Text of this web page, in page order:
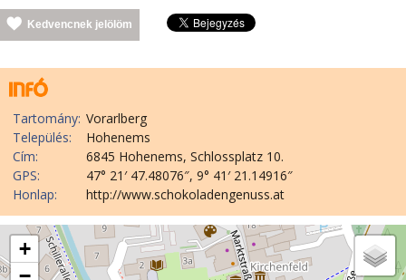
Kedvencnek jelölöm
Tartomány: Vorarlberg
Település:
Hohenems
Cím:
6845 Hohenems, Schlossplatz 10.
GPS:
47° 21′ 47.48076″, 9° 41′ 21.14916″
Honlap:
http://www.schokoladengenuss.at
+